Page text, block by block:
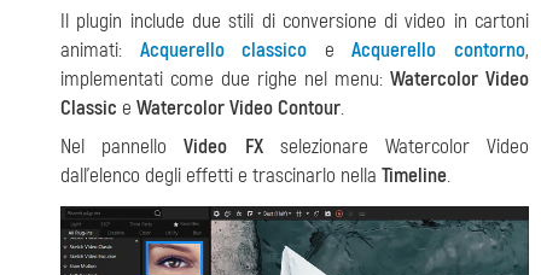
Il plugin include due stili di conversione di video in cartoni
animati: Acquerello classico eAcquerello contorno,
implementati come due righe nel menu: Watercolor Video
Сlassic e Watercolor Video Contour.
Nel pannelloVideo FXselezionare Watercolor Video
dall'elenco degli effetti e trascinarlo nella Timeline.